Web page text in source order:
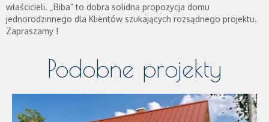
właścicieli. „Biba” to dobra solidna propozycja domu
jednorodzinnego dla Klientów szukających rozsądnego projektu.
Zapraszamy !
Podobne projekty